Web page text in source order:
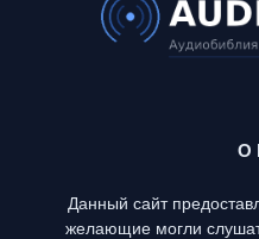
О
Данный сайт
желающие могли